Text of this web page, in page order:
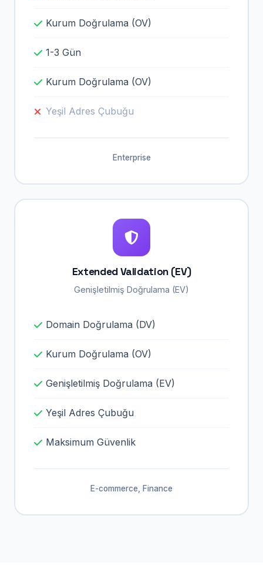
Kurum Doğrulama (OV)
1-3 Gün
Kurum Doğrulama (OV)
Yeşil Adres Çubuğu
Enterprise
Extended Validation (EV)
Genişletilmiş Doğrulama (EV)
Domain Doğrulama (DV)
Kurum Doğrulama (OV)
Genişletilmiş Doğrulama (EV)
Yeşil Adres Çubuğu
Maksimum Güvenlik
E-commerce, Finance